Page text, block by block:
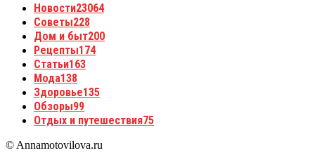
Новости23064
Советы228
Дом и быт200
Рецепты174
Статьи163
Мода138
Здоровье135
Обзоры99
Отдых и путешествия75
© Annamotovilova.ru